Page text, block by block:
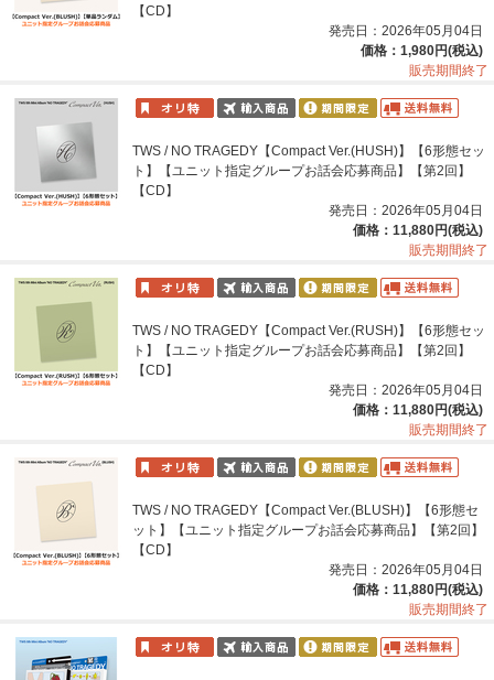
【CD】
発売日：2026年05月04日
価格：1,980円(税込)
販売期間終了
TWS / NO TRAGEDY【Compact Ver.(HUSH)】【6形態セッ
ト】【ユニット指定グループお話会応募商品】【第2回】
【CD】
発売日：2026年05月04日
価格：11,880円(税込)
販売期間終了
TWS / NO TRAGEDY【Compact Ver.(RUSH)】【6形態セッ
ト】【ユニット指定グループお話会応募商品】【第2回】
【CD】
発売日：2026年05月04日
価格：11,880円(税込)
販売期間終了
TWS / NO TRAGEDY【Compact Ver.(BLUSH)】【6形態セ
ット】【ユニット指定グループお話会応募商品】【第2回】
【CD】
発売日：2026年05月04日
価格：11,880円(税込)
販売期間終了